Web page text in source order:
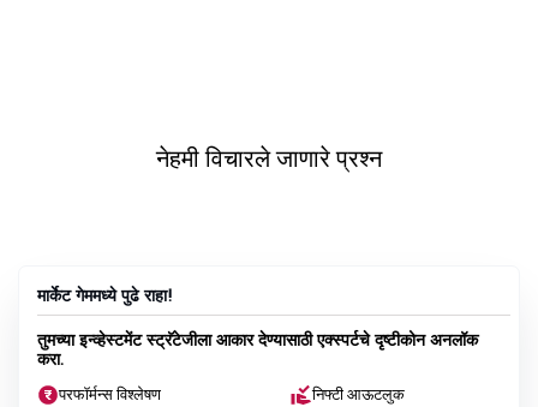
नेहमी विचारले जाणारे प्रश्न
मार्केट गेममध्ये पुढे राहा!
तुमच्या इन्व्हेस्टमेंट स्ट्रॅटेजीला आकार देण्यासाठी एक्स्पर्टचे दृष्टीकोन अनलॉक
करा.
परफॉर्मन्स विश्लेषण
निफ्टी आऊटलुक